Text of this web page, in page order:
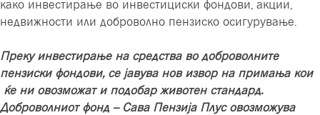
како инвестирање во инвестициски фондови, акции,
недвижности или доброволно пензиско осигурување.
Преку инвестирање на средства во доброволните
пензиски фондови, се јавува нов извор на примања кои
ќе ни овозможат и подобар животен стандард.
Доброволниот фонд – Сава Пензија Плус овозможува